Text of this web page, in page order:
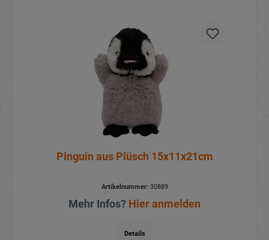
Pinguin aus Plüsch 15x11x21cm
Artikelnummer:30889
Mehr Infos? Hier anmelden
Details